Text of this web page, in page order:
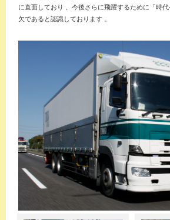
に直面しており 、今後さらに飛躍するために「時
欠であると認識しております 。